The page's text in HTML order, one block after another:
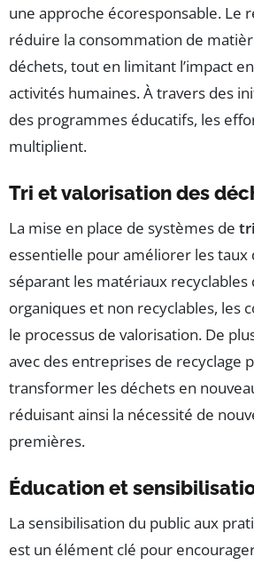
une approche écoresponsable. Le
réduire la consommation de
déchets, tout en limitant l’impact
activités humaines. À travers des
des programmes éducatifs, les
multiplient.
Tri et valorisation des
La mise en place de systèmes de
essentielle pour améliorer les taux
séparant les matériaux recyclables
organiques et non recyclables, les
le processus de valorisation. De
avec des entreprises de recyclage
transformer les déchets en
réduisant ainsi la nécessité de
premières.
Éducation et
La sensibilisation du public aux
est un élément clé pour